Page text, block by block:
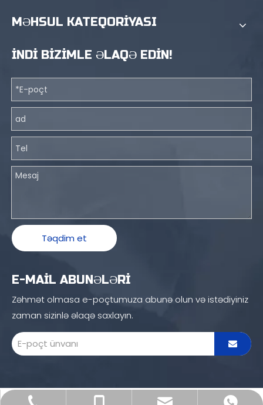
MƏHSUL KATEQORİYASI
İNDİ BİZİMLE ƏLAQƏ EDİN!
Təqdim et
E-MAİL ABUNƏLƏRİ
Zəhmət olmasa e-poçtumuza abunə olun və istədiyiniz
zaman sizinlə əlaqə saxlayın.